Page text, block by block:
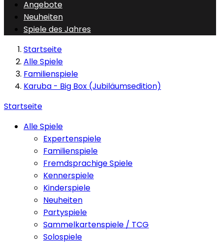
Angebote
Neuheiten
Spiele des Jahres
Startseite
Alle Spiele
Familienspiele
Karuba - Big Box (Jubiläumsedition)
Startseite
Alle Spiele
Expertenspiele
Familienspiele
Fremdsprachige Spiele
Kennerspiele
Kinderspiele
Neuheiten
Partyspiele
Sammelkartenspiele / TCG
Solospiele